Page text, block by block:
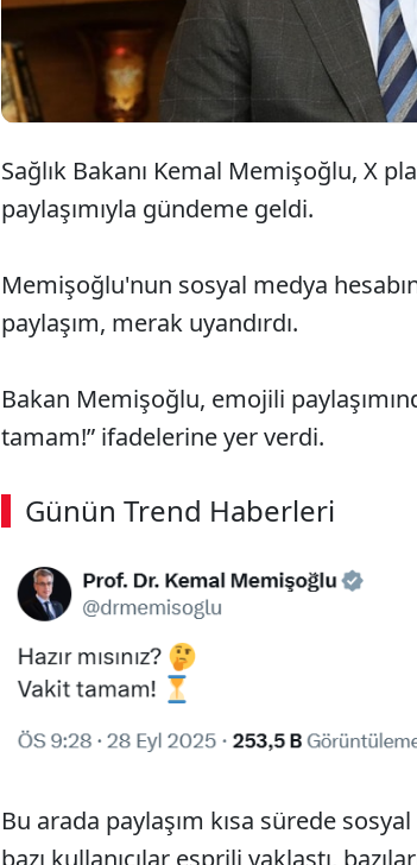
Sağlık Bakanı Kemal Memişoğlu, X
paylaşımıyla gündeme geldi.
Memişoğlu'nun sosyal medya
paylaşım, merak uyandırdı.
Bakan Memişoğlu, emojili
tamam!” ifadelerine yer verdi.
Günün Trend Haberleri
Bu arada paylaşım kısa sürede
bazı kullanıcılar esprili yaklaştı,